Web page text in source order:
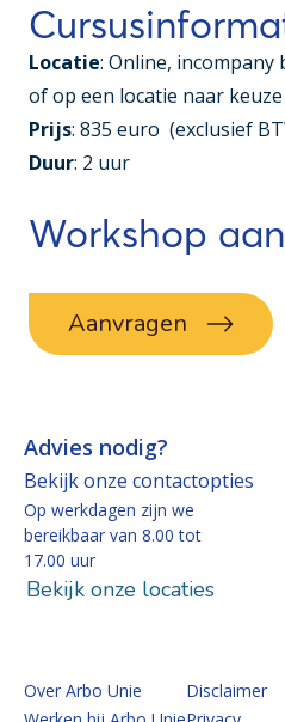
Locatie: Online,
of op een locatie naar keuze
Prijs: 835 euro (exclusief
Duur: 2 uur
Workshop
Aanvragen
Advies nodig?
Bekijk onze contactopties
Op werkdagen zijn we
bereikbaar van 8.00 tot
17.00 uur
Bekijk onze locaties
Over Arbo Unie
Disclaimer